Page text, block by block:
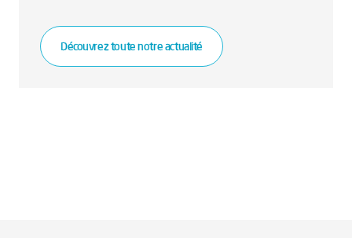
Découvrez toute notre actualité